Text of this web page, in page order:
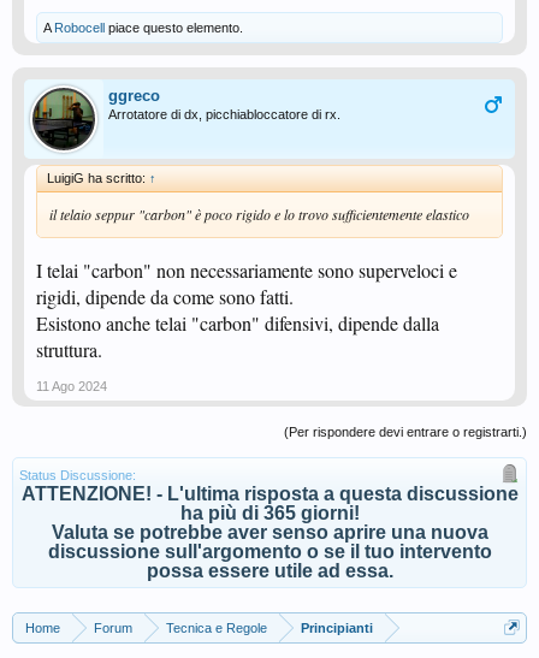
A Robocell piace questo elemento.
ggreco
Arrotatore di dx, picchiabloccatore di rx.
LuigiG ha scritto: ↑
il telaio seppur "carbon" è poco rigido e lo trovo sufficientemente elastico
I telai "carbon" non necessariamente sono superveloci e
rigidi, dipende da come sono fatti.
Esistono anche telai "carbon" difensivi, dipende dalla
struttura.
11 Ago 2024
(Per rispondere devi entrare o registrarti.)
Status Discussione:
ATTENZIONE! - L'ultima risposta a questa discussione
ha più di 365 giorni!
Valuta se potrebbe aver senso aprire una nuova
discussione sull'argomento o se il tuo intervento
possa essere utile ad essa.
Home Forum Tecnica e Regole Principianti